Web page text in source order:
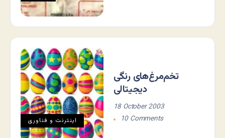
اينترنت و فناوری
تخم‌مرغ‌های رنگی
دیجیتالی
18 October 2003
10 Comments